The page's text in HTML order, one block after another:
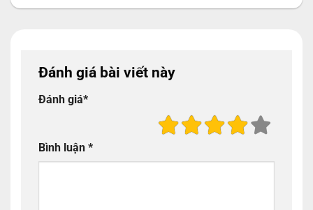
Đánh giá bài viết này
Đánh giá*
Bình luận *